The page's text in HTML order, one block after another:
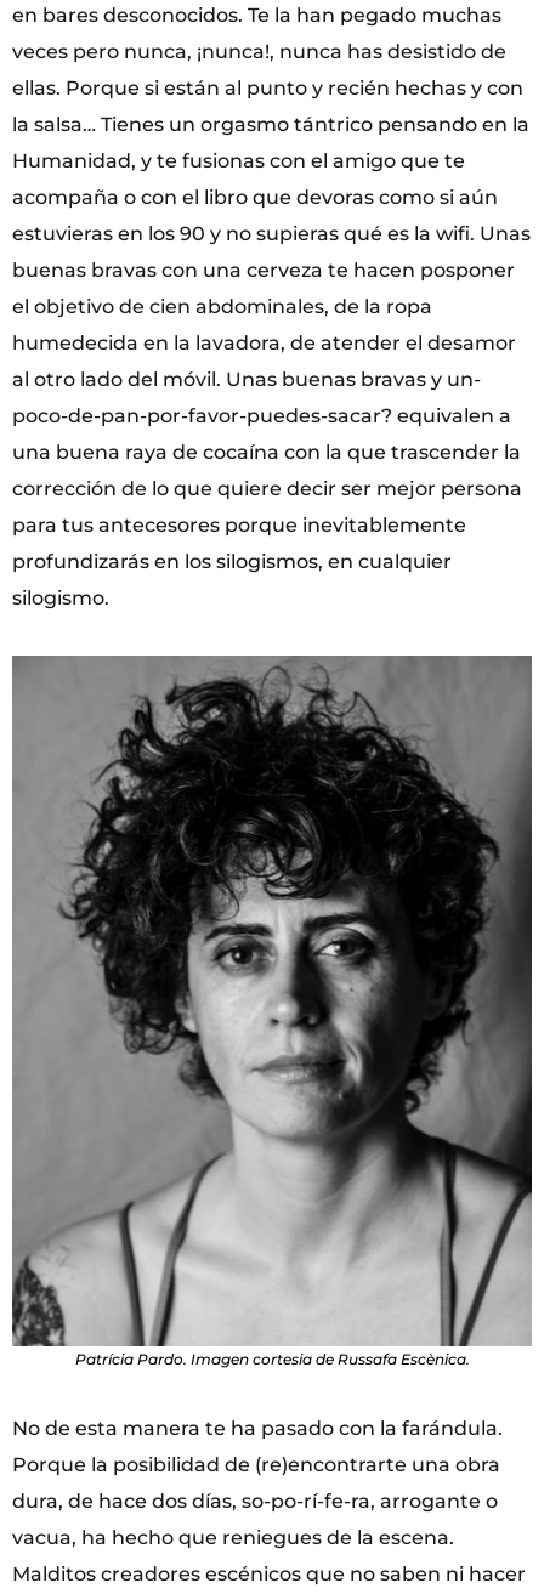
en bares desconocidos. Te la han pegado muchas
veces pero nunca, ¡nunca!, nunca has desistido de
ellas. Porque si están al punto y recién hechas y con
la salsa… Tienes un orgasmo tántrico pensando en la
Humanidad, y te fusionas con el amigo que te
acompaña o con el libro que devoras como si aún
estuvieras en los 90 y no supieras qué es la wifi. Unas
buenas bravas con una cerveza te hacen posponer
el objetivo de cien abdominales, de la ropa
humedecida en la lavadora, de atender el desamor
al otro lado del móvil. Unas buenas bravas y un-
poco-de-pan-por-favor-puedes-sacar? equivalen a
una buena raya de cocaína con la que trascender la
corrección de lo que quiere decir ser mejor persona
para tus antecesores porque inevitablemente
profundizarás en los silogismos, en cualquier
silogismo.
Patrícia Pardo. Imagen cortesia de Russafa Escènica.
No de esta manera te ha pasado con la farándula.
Porque la posibilidad de (re)encontrarte una obra
dura, de hace dos días, so-po-rí-fe-ra, arrogante o
vacua, ha hecho que reniegues de la escena.
Malditos creadores escénicos que no saben ni hacer